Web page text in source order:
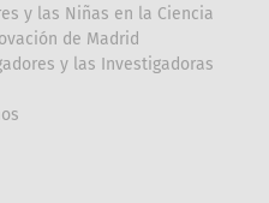
y las Niñas en la Ciencia
de Madrid
y las Investigadoras